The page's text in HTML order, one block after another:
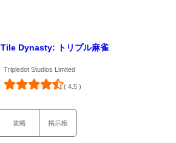
Tile Dynasty: トリプル麻雀
Tripledot Studios Limited
( 4.5 )
攻略 掲示板